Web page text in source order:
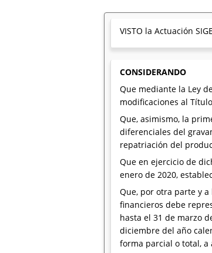
VISTO la Actuación
CONSIDERANDO
Que mediante la Ley
modificaciones al
Que, asimismo, la
diferenciales del
repatriación del
Que en ejercicio de
enero de 2020,
Que, por otra parte y
financieros debe
hasta el 31 de marzo
diciembre del año
forma parcial o total,